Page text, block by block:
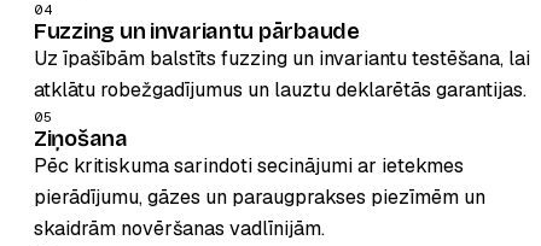
04
Fuzzing un invariantu pārbaude
Uz īpašībām balstīts fuzzing un invariantu testēšana, lai
atklātu robežgadījumus un lauztu deklarētās garantijas.
05
Ziņošana
Pēc kritiskuma sarindoti secinājumi ar ietekmes
pierādījumu, gāzes un paraugprakses piezīmēm un
skaidrām novēršanas vadlīnijām.